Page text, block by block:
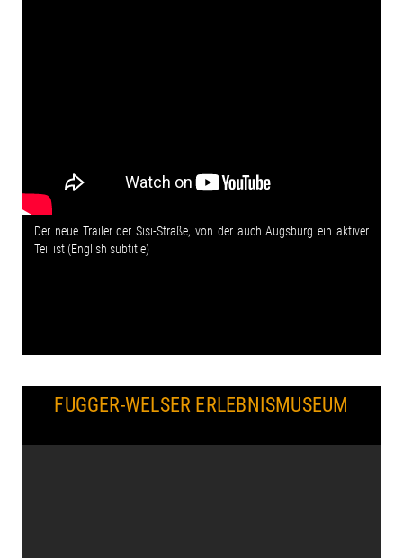
Der neue Trailer der Sisi-Straße, von der auch Augsburg ein aktiver
Teil ist (English subtitle)
FUGGER-WELSER ERLEBNISMUSEUM